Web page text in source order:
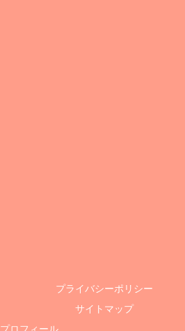
プライバシーポリシー
サイトマップ
プロフィール